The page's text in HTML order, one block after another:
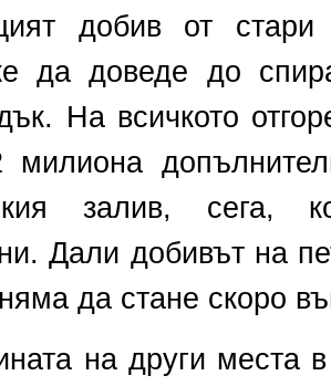
добив от
да доведе до
На всичкото
залив, сега,
Дали добивът на
да стане скоро
на други места в